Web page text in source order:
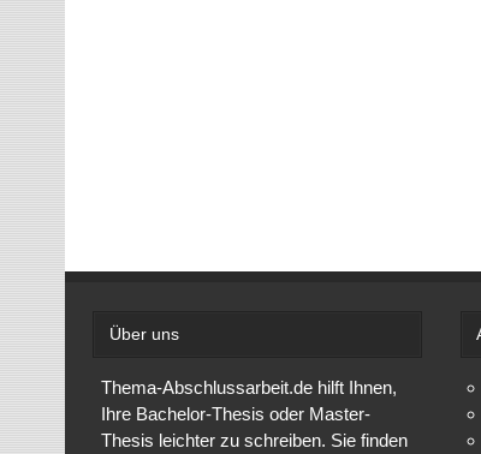
Über uns
Thema-Abschlussarbeit.de hilft Ihnen,
Ihre Bachelor-Thesis oder Master-
Thesis leichter zu schreiben. Sie finden